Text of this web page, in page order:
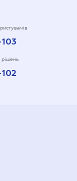
рішень